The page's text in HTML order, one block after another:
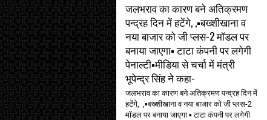
जलभराव का कारण बने अतिक्रमण
पन्द्रह दिन में हटेंगे, ,▪️बख्शीखाना व
नया बाजार को जी प्लस-2 मॉडल पर
बनाया जाएगा▪️ टाटा कंपनी पर लगेगी
पेनाल्टी▪️मीडिया से चर्चा में मंत्री
भूपेन्द्र सिंह ने कहा-
जलभराव का कारण बने अतिक्रमण पन्द्रह दिन में
हटेंगे, ,▪️बख्शीखाना व नया बाजार को जी प्लस-2
मॉडल पर बनाया जाएगा ▪️ टाटा कंपनी पर लगेगी